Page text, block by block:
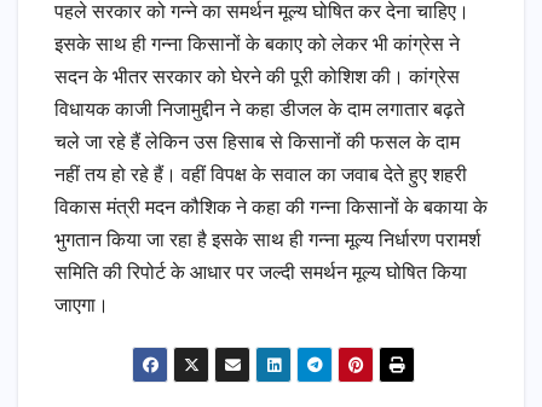
पहले सरकार को गन्ने का समर्थन मूल्य घोषित कर देना चाहिए।
इसके साथ ही गन्ना किसानों के बकाए को लेकर भी कांग्रेस ने
सदन के भीतर सरकार को घेरने की पूरी कोशिश की। कांग्रेस
विधायक काजी निजामुद्दीन ने कहा डीजल के दाम लगातार बढ़ते
चले जा रहे हैं लेकिन उस हिसाब से किसानों की फसल के दाम
नहीं तय हो रहे हैं। वहीं विपक्ष के सवाल का जवाब देते हुए शहरी
विकास मंत्री मदन कौशिक ने कहा की गन्ना किसानों के बकाया के
भुगतान किया जा रहा है इसके साथ ही गन्ना मूल्य निर्धारण परामर्श
समिति की रिपोर्ट के आधार पर जल्दी समर्थन मूल्य घोषित किया
जाएगा।